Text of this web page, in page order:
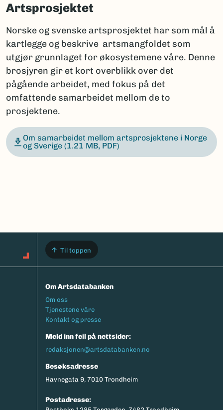
Artsprosjektet
Norske og svenske artsprosjektet har som mål å
kartlegge og beskrive artsmangfoldet som
utgjør grunnlaget for økosystemene våre. Denne
brosjyren gir et kort overblikk over det
pågående arbeidet, med fokus på det
omfattende samarbeidet mellom de to
prosjektene.
Om samarbeidet mellom artsprosjektene i Norge
og Sverige (1.21 MB, PDF)
Til toppen
Om Artsdatabanken
Footermeny
Om oss
Tjenestene våre
Kontakt og presse
Meld inn feil på nettsider:
redaksjonen@artsdatabanken.no
Besøksadresse
Havnegata 9, 7010 Trondheim
Postadresse: